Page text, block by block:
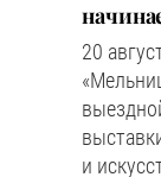
20
и